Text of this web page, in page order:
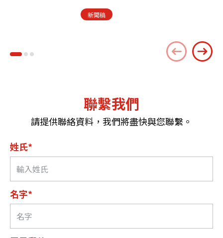
新聞稿
聯繫我們
請提供聯絡資料，我們將盡快與您聯繫。
姓氏*
名字*